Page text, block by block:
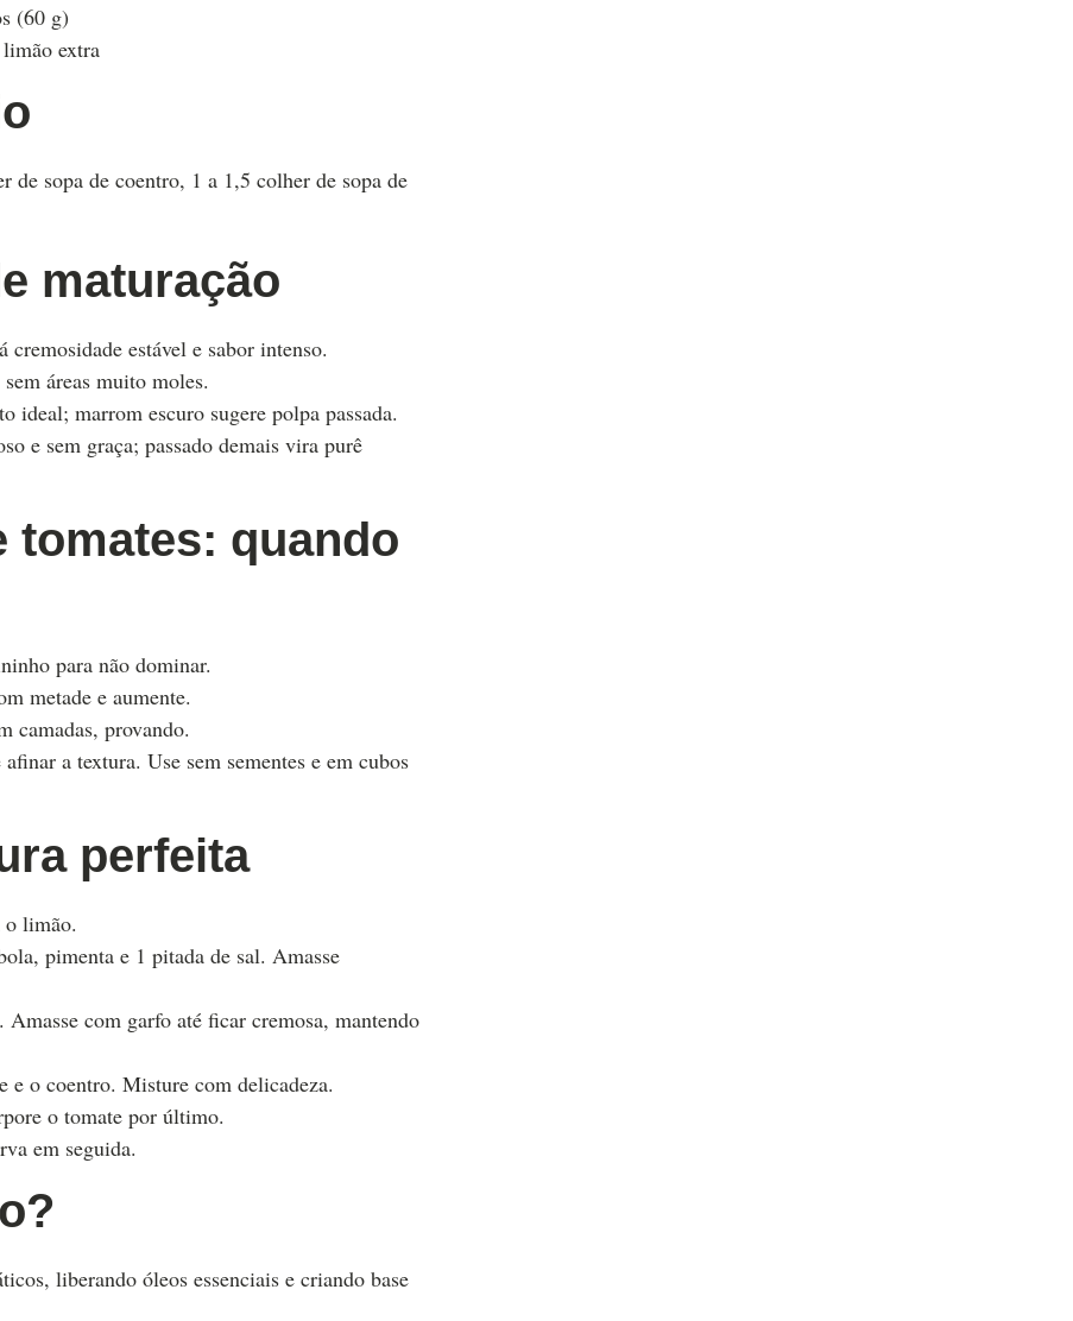
(60 g)
extra
de sopa de coentro, 1 a 1,5 colher de sopa de
maturação
estável e sabor intenso.
áreas muito moles.
ideal; marrom escuro sugere polpa passada.
e sem graça; passado demais vira purê
tomates: quando
para não dominar.
metade e aumente.
camadas, provando.
a textura. Use sem sementes e em cubos
perfeita
o limão.
pimenta e 1 pitada de sal. Amasse
com garfo até ficar cremosa, mantendo
e o coentro. Misture com delicadeza.
o tomate por último.
em seguida.
liberando óleos essenciais e criando base